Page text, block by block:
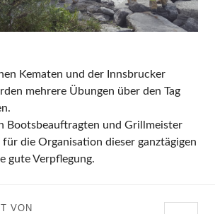
Kematen und der Innsbrucker
mehrere Übungen über den Tag
Bootsbeauftragten und Grillmeister
die Organisation dieser ganztägigen
gute Verpflegung.
VON